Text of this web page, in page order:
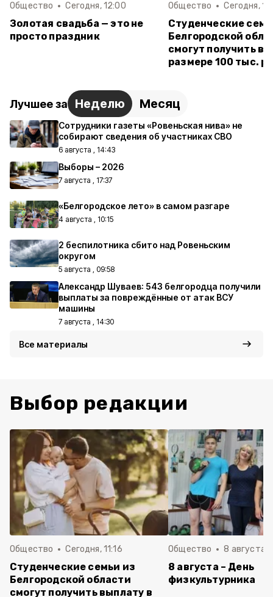
Общество Сегодня, 12:00
Золотая свадьба — это не
просто праздник
Общество Сегодня,
Студенческие
Белгородской
смогут получить
размере 100 тыс.
Лучшее за Неделю Месяц
Сотрудники газеты «Ровеньская нива» не
собирают сведения об участниках СВО
6 августа , 14:43
Выборы – 2026
7 августа , 17:37
«Белгородское лето» в самом разгаре
4 августа , 10:15
2 беспилотника сбито над Ровеньским
округом
5 августа , 09:58
Александр Шуваев: 543 белгородца получили
выплаты за повреждённые от атак ВСУ
машины
7 августа , 14:30
Все материалы
Выбор редакции
Общество Сегодня, 11:16
Студенческие семьи из
Белгородской области
смогут получить выплату в
Общество 8 августа ,
8 августа – День
физкультурника